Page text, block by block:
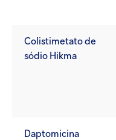
Colistimetato de
sódio Hikma
Daptomicina